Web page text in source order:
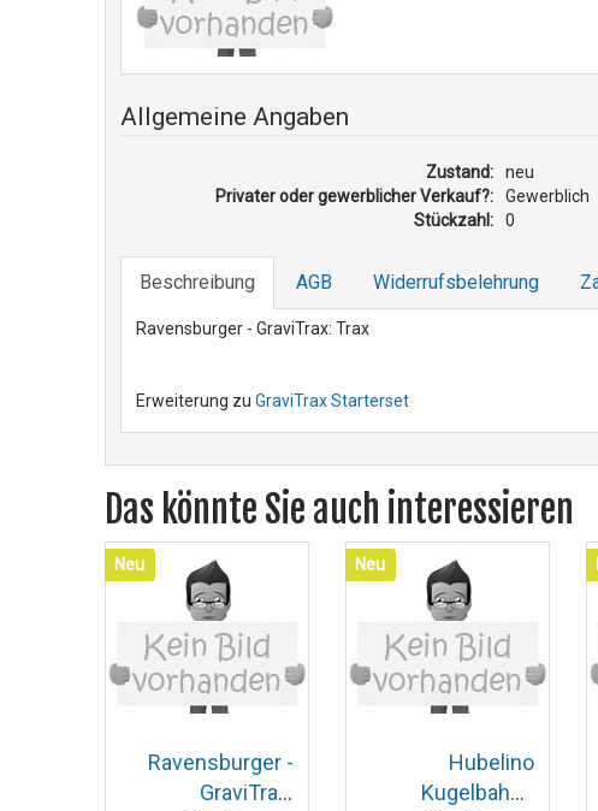
Allgemeine Angaben
Zustand:
neu
Privater oder gewerblicher Verkauf?:
Gewerblich
Stückzahl:
0
Beschreibung AGB Widerrufsbelehrung
Ravensburger - GraviTrax: Trax
Erweiterung zu GraviTrax Starterset
Das könnte Sie auch interessieren
Neu
Ravensburger -
GraviTrax:
Neu
Hubelino
Kugelbahn -